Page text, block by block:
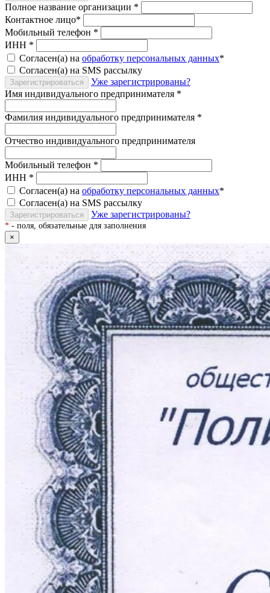
Полное название организации *
Контактное лицо*
Мобильный телефон *
ИНН *
Согласен(а) на обработку персональных данных*
Согласен(а) на SMS рассылку
Зарегистрироваться
Уже зарегистрированы?
Имя индивидуального предпринимателя *
Фамилия индивидуального предпринимателя *
Отчество индивидуального предпринимателя
Мобильный телефон *
ИНН *
Согласен(а) на обработку персональных данных*
Согласен(а) на SMS рассылку
Зарегистрироваться Уже зарегистрированы?
* - поля, обязательные для заполнения
×